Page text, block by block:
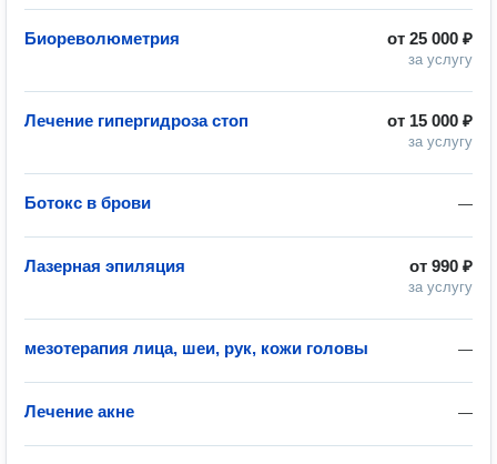
от 25 000 ₽
за услугу
Биореволюметрия
от 15 000 ₽
за услугу
Лечение гипергидроза стоп
—
Ботокс в брови
от 990 ₽
за услугу
Лазерная эпиляция
—
мезотерапия лица, шеи, рук, кожи головы
—
Лечение акне